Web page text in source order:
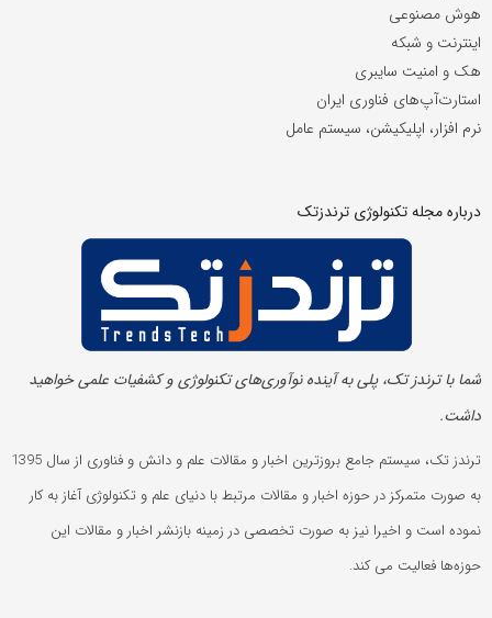
هوش مصنوعی
اینترنت و شبکه
هک و امنیت سایبری
استارت‌آپ‌های فناوری ایران
نرم افزار، اپلیکیشن، سیستم عامل
درباره مجله تکنولوژی ترندزتک
شما با ترندز تک، پلی به آینده‌ نوآوری‌های تکنولوژی و کشفیات علمی خواهید
داشت.
ترندز تک، سیستم جامع بروزترین اخبار و مقالات علم و دانش و فناوری از سال 1395
به صورت متمرکز در حوزه اخبار و مقالات مرتبط با دنیای علم و تکنولوژی آغاز به کار
نموده است و اخیرا نیز به صورت تخصصی در زمینه بازنشر اخبار و مقالات این
حوزه‌ها فعالیت می کند.